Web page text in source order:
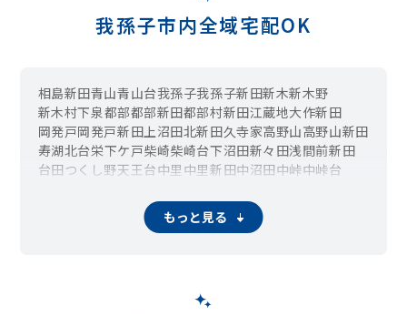
我孫子市内全域宅配OK
相島新田青山青山台我孫子我孫子新田新木新木野
新木村下泉都部都部新田都部村新田江蔵地大作新田
岡発戸岡発戸新田上沼田北新田久寺家高野山高野山新田
寿湖北台栄下ケ戸柴崎柴崎台下沼田新々田浅間前新田
台田 つくし野天王台中里 中里新田中沼田中峠中峠台
布佐下新田 布佐酉町 布佐平和台
本町 三河屋新田緑 南青山
もっと見る